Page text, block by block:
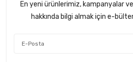
En yeni ürünlerimiz, kampanyalar
hakkında bilgi almak için e-